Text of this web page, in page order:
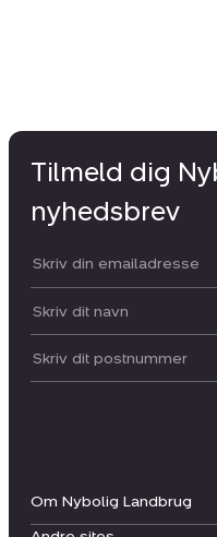
Om Nybolig Landbrug
Tilmeld dig
nyhedsbrev
Din email:
Dit navn:
Postnummer